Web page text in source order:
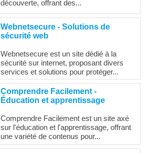
découverte, offrant des...
Webnetsecure - Solutions de
sécurité web
Webnetsecure est un site dédié à la
sécurité sur internet, proposant divers
services et solutions pour protéger...
Comprendre Facilement -
Éducation et apprentissage
Comprendre Facilement est un site axé
sur l'éducation et l'apprentissage, offrant
une variété de contenus pour...